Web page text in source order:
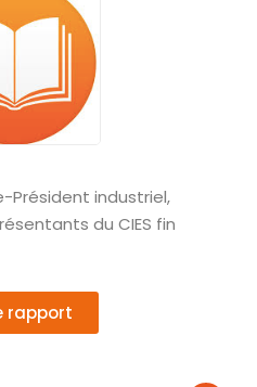
Président industriel,
du CIES fin
rapport